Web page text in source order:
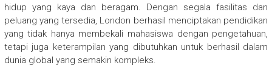
hidup yang kaya dan beragam. Dengan segala fasilitas dan
peluang yang tersedia, London berhasil menciptakan pendidikan
yang tidak hanya membekali mahasiswa dengan pengetahuan,
tetapi juga keterampilan yang dibutuhkan untuk berhasil dalam
dunia global yang semakin kompleks.